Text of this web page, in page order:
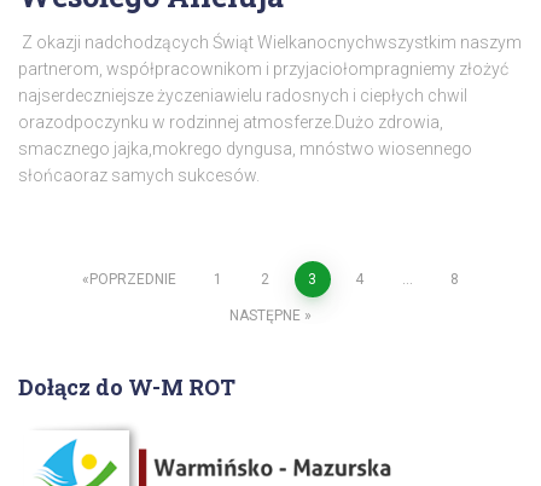
Z okazji nadchodzących Świąt Wielkanocnychwszystkim naszym
partnerom, współpracownikom i przyjaciołompragniemy złożyć
najserdeczniejsze życzeniawielu radosnych i ciepłych chwil
orazodpoczynku w rodzinnej atmosferze.Dużo zdrowia,
smacznego jajka,mokrego dyngusa, mnóstwo wiosennego
słońcaoraz samych sukcesów.
Stronicowanie
wpisów
POPRZEDNIE 1 2 3 4 8
NASTĘPNE
Dołącz do W-M ROT